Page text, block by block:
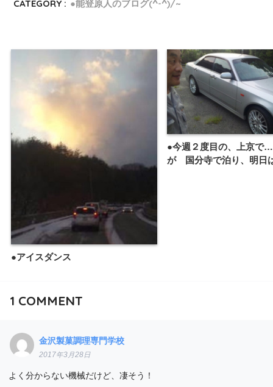
CATEGORY : ●能登原人のブログ(^-^)/~
●アイスダンス
●今週２度目の、上京で
が 国分寺で泊り、明日
1 COMMENT
金沢製菓調理専門学校
2017年3月28日
よく分からない機械だけど、凄そう！